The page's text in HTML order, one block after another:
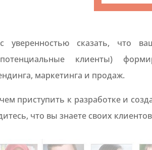
сказать, что
клиенты)
маркетинга и продаж.
приступить к разработке и
что вы знаете своих